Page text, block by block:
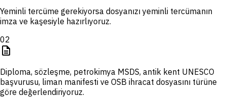
Yeminli tercüme gerekiyorsa dosyanızı yeminli tercümanın
imza ve kaşesiyle hazırlıyoruz.
02
description
Diploma, sözleşme, petrokimya MSDS, antik kent UNESCO
başvurusu, liman manifesti ve OSB ihracat dosyasını türüne
göre değerlendiriyoruz.